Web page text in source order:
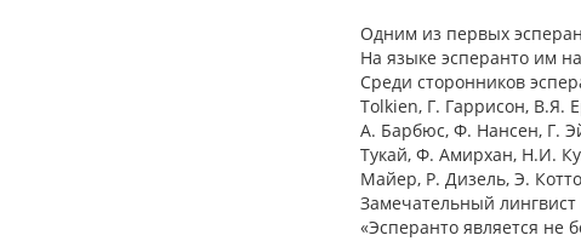
Одним из первых
На языке эсперанто им
Среди сторонников
Tolkien, Г. Гаррисон, В.Я.
А. Барбюс, Ф. Нансен, Г.
Тукай, Ф. Амирхан, Н.И.
Майер, Р. Дизель, Э.
Замечательный лингвист
«Эсперанто является не